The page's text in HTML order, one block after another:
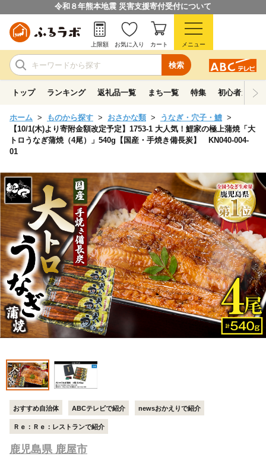
令和８年熊本地震 災害支援寄付受付について
検索
上限額 お気に入り カート メニュー
トップ ランキング 返礼品一覧 まち一覧 特集 初心者ガイド
ホーム ものから探す おさかな類
うなぎ・穴子・鱧
【10/1(木)より寄附金額改定予定】1753-1 大人気！鯉家の極上蒲焼「大
トロうなぎ蒲焼（4尾）」540g【国産・手焼き備長炭】 KN040-004-
01
おすすめ自治体 ABCテレビで紹介 newsおかえりで紹介
Ｒｅ：Ｒｅ：レストランで紹介
鹿児島県 鹿屋市